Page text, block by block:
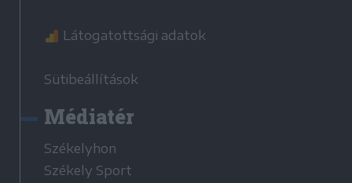
Látogatottsági adatok
Sütibeállítások
Médiatér
Székelyhon
Székely Sport